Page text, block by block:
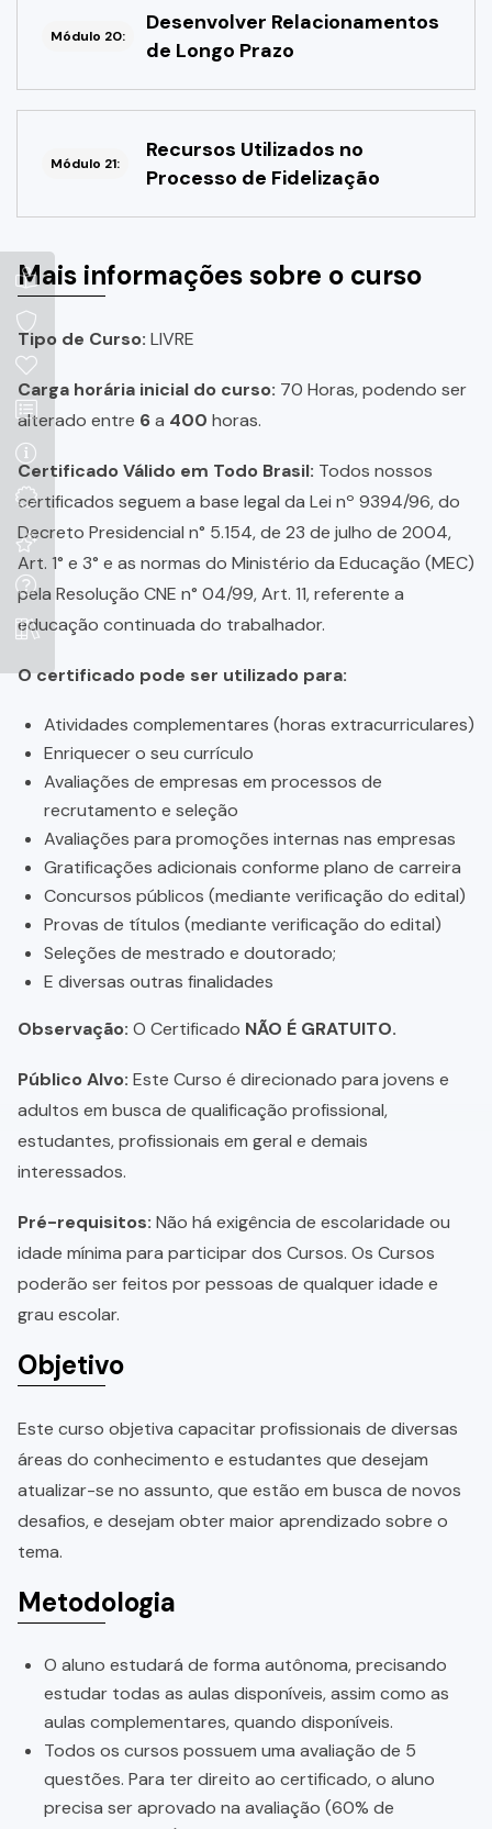
Módulo 20:
Desenvolver Relacionamentos
de Longo Prazo
Módulo 21:
Recursos Utilizados no
Processo de Fidelização
Mais informações sobre o curso
Tipo de Curso: LIVRE
Carga horária inicial do curso: 70 Horas, podendo ser
alterado entre 6a 400 horas.
Certificado Válido em Todo Brasil: Todos nossos
certificados seguem a base legal da Lei nº 9394/96, do
Decreto Presidencial n° 5.154, de 23 de julho de 2004,
Art. 1° e 3° e as normas do Ministério da Educação (MEC)
pela Resolução CNE n° 04/99, Art. 11, referente a
educação continuada do trabalhador.
O certificado pode ser utilizado para:
Atividades complementares (horas extracurriculares)
Enriquecer o seu currículo
Avaliações de empresas em processos de
recrutamento e seleção
Avaliações para promoções internas nas empresas
Gratificações adicionais conforme plano de carreira
Concursos públicos (mediante verificação do edital)
Provas de títulos (mediante verificação do edital)
Seleções de mestrado e doutorado;
E diversas outras finalidades
Observação: O Certificado NÃO É GRATUITO.
Público Alvo: Este Curso é direcionado para jovens e
adultos em busca de qualificação profissional,
estudantes, profissionais em geral e demais
interessados.
Pré-requisitos: Não há exigência de escolaridade ou
idade mínima para participar dos Cursos. Os Cursos
poderão ser feitos por pessoas de qualquer idade e
grau escolar.
Objetivo
Este curso objetiva capacitar profissionais de diversas
áreas do conhecimento e estudantes que desejam
atualizar-se no assunto, que estão em busca de novos
desafios, e desejam obter maior aprendizado sobre o
tema.
Metodologia
O aluno estudará de forma autônoma, precisando
estudar todas as aulas disponíveis, assim como as
aulas complementares, quando disponíveis.
Todos os cursos possuem uma avaliação de 5
questões. Para ter direito ao certificado, o aluno
precisa ser aprovado na avaliação (60% de